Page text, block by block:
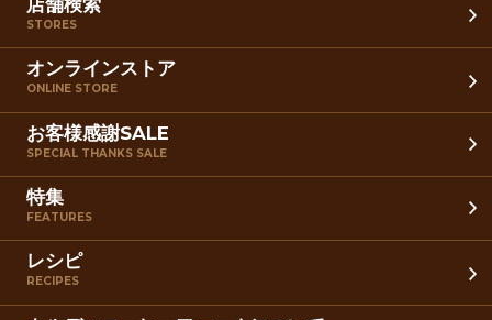
店舗検索
STORES
オンラインストア
ONLINE STORE
お客様感謝SALE
SPECIAL THANKS SALE
特集
FEATURES
レシピ
RECIPES